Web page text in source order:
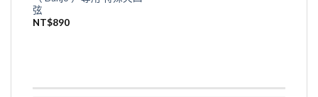
弦
NT$890